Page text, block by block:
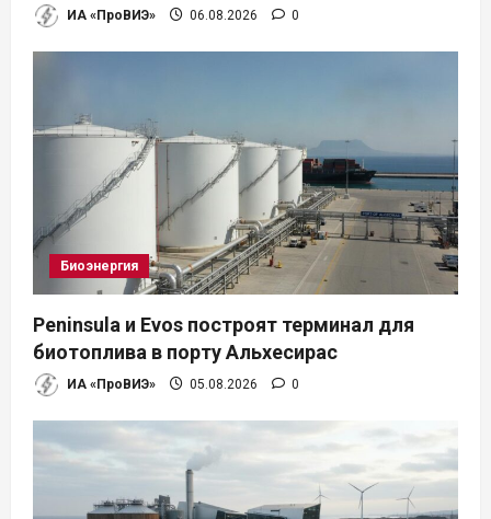
ИА «ПроВИЭ» 06.08.2026 0
Биоэнергия
Peninsula и Evos построят терминал для
биотоплива в порту Альхесирас
ИА «ПроВИЭ» 05.08.2026 0